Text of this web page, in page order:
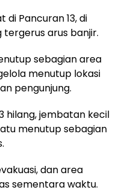
Pancuran 13, di
arus banjir.
sebagian area
menutup lokasi
pengunjung.
hilang, jembatan kecil
menutup sebagian
dan area
sementara waktu.